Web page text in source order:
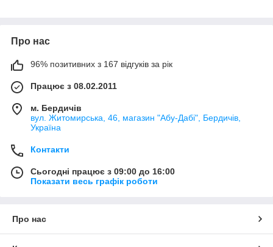
Про нас
96% позитивних з 167 відгуків за рік
Працює з 08.02.2011
м. Бердичів
вул. Житомирська, 46, магазин "Абу-Дабі", Бердичів,
Україна
Контакти
Сьогодні працює з 09:00 до 16:00
Показати весь графік роботи
Про нас